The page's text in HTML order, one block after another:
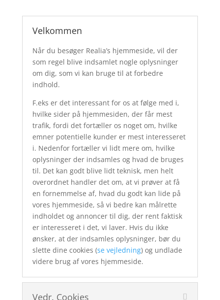
Velkommen
Når du besøger Realia’s hjemmeside, vil der
som regel blive indsamlet nogle oplysninger
om dig, som vi kan bruge til at forbedre
indhold.
F.eks er det interessant for os at følge med i,
hvilke sider på hjemmesiden, der får mest
trafik, fordi det fortæller os noget om, hvilke
emner potentielle kunder er mest interesseret
i. Nedenfor fortæller vi lidt mere om, hvilke
oplysninger der indsamles og hvad de bruges
til. Det kan godt blive lidt teknisk, men helt
overordnet handler det om, at vi prøver at få
en fornemmelse af, hvad du godt kan lide på
vores hjemmeside, så vi bedre kan målrette
indholdet og annoncer til dig, der rent faktisk
er interesseret i det, vi laver. Hvis du ikke
ønsker, at der indsamles oplysninger, bør du
slette dine cookies (se vejledning) og undlade
videre brug af vores hjemmeside.
Vedr. Cookies